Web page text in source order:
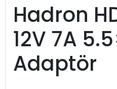
Hadron
12V 7A
Adaptör